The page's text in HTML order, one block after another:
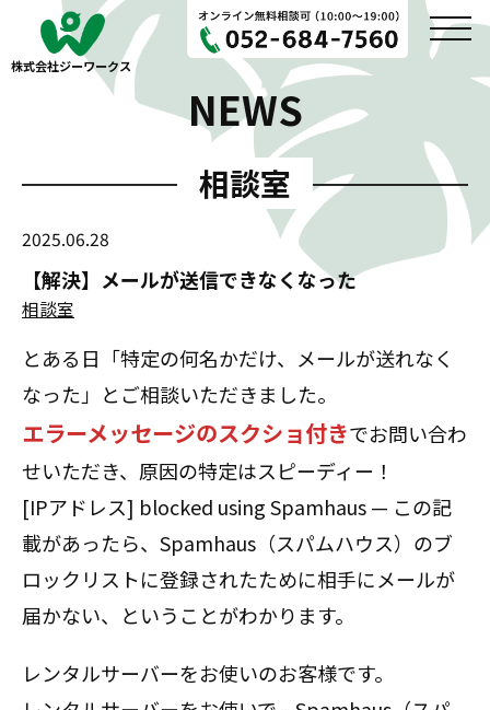
株式会社ジーワークス
NEWS
相談室
2025.06.28
【解決】メールが送信できなくなった
相談室
とある日「特定の何名かだけ、メールが送れなく
なった」とご相談いただきました。
エラーメッセージのスクショ付きでお問い合わ
せいただき、原因の特定はスピーディー！
[IPアドレス] blocked using Spamhaus — この記
載があったら、Spamhaus（スパムハウス）のブ
ロックリストに登録されたために相手にメールが
届かない、ということがわかります。
レンタルサーバーをお使いのお客様です。